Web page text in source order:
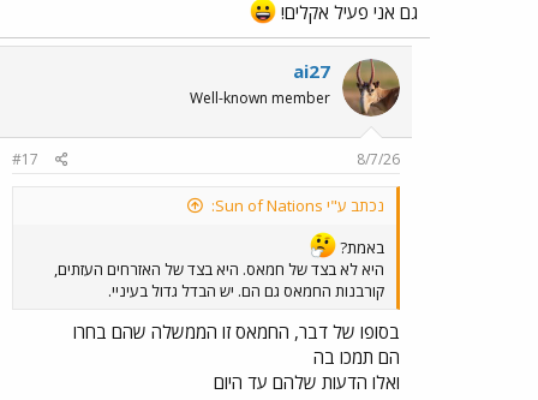
גם אני פעיל אקלים!
ai27
Well-known member
8/7/26
#17
נכתב ע"י Sun of Nations:
באמת?
היא לא בצד של חמאס. היא בצד של האזרחים העזתים,
קורבנות החמאס גם הם. יש הבדל גדול בעיניי.
בסופו של דבר, החמאס זו הממשלה שהם בחרו
הם תמכו בה
ואלו הדעות שלהם עד היום